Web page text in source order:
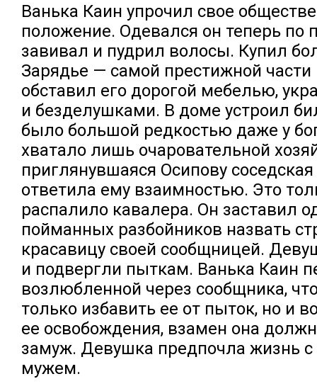
Ванька Каин упрочил свое
положение. Одевался он теперь по
завивал и пудрил волосы. Купил
Зарядье — самой престижной
обставил его дорогой мебелью,
и безделушками. В доме устроил
было большой редкостью даже у
хватало лишь очаровательной
приглянувшаяся Осипову
ответила ему взаимностью. Это
распалило кавалера. Он заставил
пойманных разбойников назвать
красавицу своей сообщницей.
и подвергли пыткам. Ванька Каин
возлюбленной через сообщника,
только избавить ее от пыток, но и
ее освобождения, взамен она
замуж. Девушка предпочла жизнь
мужем.